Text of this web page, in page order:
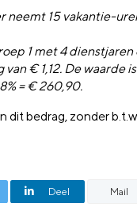
neemt 15 vakantie-
1 met 4
van € 1,12. De waarde
= € 260,90.
dit bedrag, zonder
Deel Mail